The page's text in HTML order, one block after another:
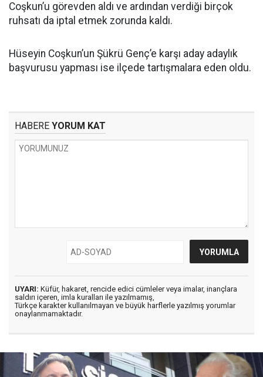
Coşkun’u görevden aldı ve ardından verdiği birçok
ruhsatı da iptal etmek zorunda kaldı.
Hüseyin Coşkun’un Şükrü Genç’e karşı aday adaylık
başvurusu yapması ise ilçede tartışmalara eden oldu.
HABERE YORUM KAT
UYARI: Küfür, hakaret, rencide edici cümleler veya imalar, inançlara
saldırı içeren, imla kuralları ile yazılmamış,
Türkçe karakter kullanılmayan ve büyük harflerle yazılmış yorumlar
onaylanmamaktadır.